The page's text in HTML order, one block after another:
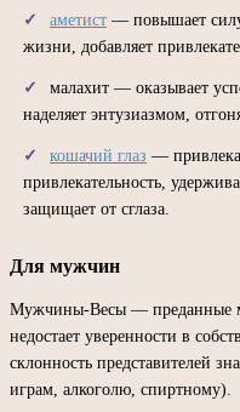
аметист — повышает
жизни, добавляет
малахит — оказывает
наделяет энтузиазмом,
кошачий глаз —
привлекательность,
защищает от сглаза.
Для мужчин
Мужчины-Весы — преданные
недостает уверенности в
склонность представителей
играм, алкоголю, спиртному).